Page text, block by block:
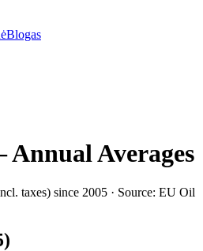
Blogas
Averages
taxes) since 2005 · Source: EU Oil